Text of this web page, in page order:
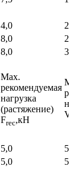
4,0
8,0
8,0
Мах.
рекомендуемая
нагрузка
(растяжение)
Frec,кН
5,0
5,0